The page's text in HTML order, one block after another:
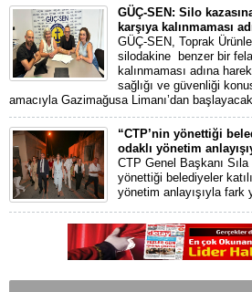
GÜÇ-SEN: Silo
karşıya kalınmaması
GÜÇ-SEN, Toprak
silodakine benzer bir
kalınmaması adına
sağlığı ve güvenliği
amacıyla Gazimağusa Limanı’dan
“CTP’nin yönettiği
odaklı yönetim
CTP Genel Başkanı
yönettiği belediyeler
yönetim anlayışıyla fark